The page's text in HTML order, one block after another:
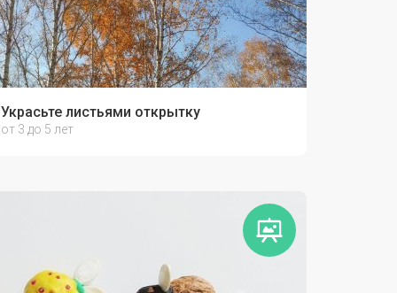
Украсьте листьями открытку
от 3 до 5 лет